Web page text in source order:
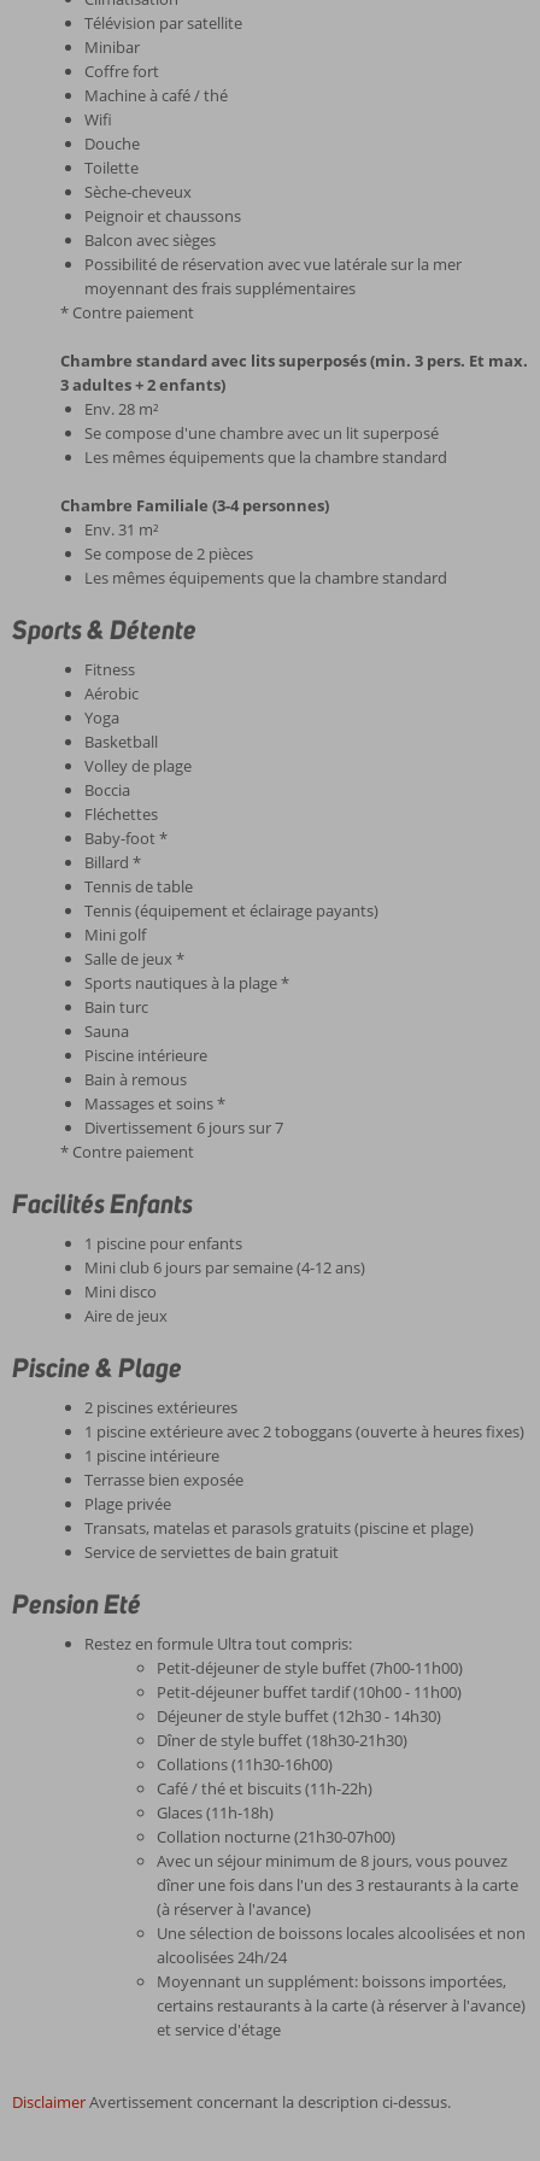
Télévision par satellite
Minibar
Coffre fort
Machine à café / thé
Wifi
Douche
Toilette
Sèche-cheveux
Peignoir et chaussons
Balcon avec sièges
Possibilité de réservation avec vue latérale sur la mer
moyennant des frais supplémentaires
* Contre paiement
Chambre standard avec lits superposés (min. 3 pers. Et max.
3 adultes + 2 enfants)
Env. 28 m²
Se compose d'une chambre avec un lit superposé
Les mêmes équipements que la chambre standard
Chambre Familiale (3-4 personnes)
Env. 31 m²
Se compose de 2 pièces
Les mêmes équipements que la chambre standard
Sports & Détente
Fitness
Aérobic
Yoga
Basketball
Volley de plage
Boccia
Fléchettes
Baby-foot *
Billard *
Tennis de table
Tennis (équipement et éclairage payants)
Mini golf
Salle de jeux *
Sports nautiques à la plage *
Bain turc
Sauna
Piscine intérieure
Bain à remous
Massages et soins *
Divertissement 6 jours sur 7
* Contre paiement
Facilités Enfants
1 piscine pour enfants
Mini club 6 jours par semaine (4-12 ans)
Mini disco
Aire de jeux
Piscine & Plage
2 piscines extérieures
1 piscine extérieure avec 2 toboggans (ouverte à heures fixes)
1 piscine intérieure
Terrasse bien exposée
Plage privée
Transats, matelas et parasols gratuits (piscine et plage)
Service de serviettes de bain gratuit
Pension Eté
Restez en formule Ultra tout compris:
Petit-déjeuner de style buffet (7h00-11h00)
Petit-déjeuner buffet tardif (10h00 - 11h00)
Déjeuner de style buffet (12h30 - 14h30)
Dîner de style buffet (18h30-21h30)
Collations (11h30-16h00)
Café / thé et biscuits (11h-22h)
Glaces (11h-18h)
Collation nocturne (21h30-07h00)
Avec un séjour minimum de 8 jours, vous pouvez
dîner une fois dans l'un des 3 restaurants à la carte
(à réserver à l'avance)
Une sélection de boissons locales alcoolisées et non
alcoolisées 24h/24
Moyennant un supplément: boissons importées,
certains restaurants à la carte (à réserver à l'avance)
et service d'étage
DisclaimerAvertissement concernant la description ci-dessus.